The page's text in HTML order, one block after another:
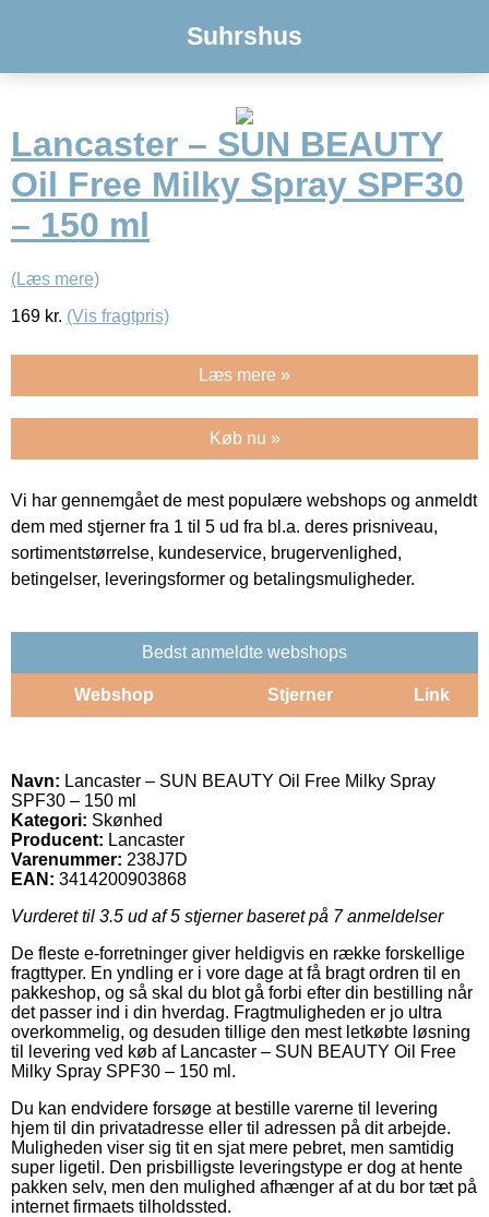
Suhrshus
Lancaster – SUN BEAUTY
Oil Free Milky Spray SPF30
– 150 ml
(Læs mere)
169 kr. (Vis fragtpris)
Læs mere »
Køb nu »
Vi har gennemgået de mest populære webshops og anmeldt
dem med stjerner fra 1 til 5 ud fra bl.a. deres prisniveau,
sortimentstørrelse, kundeservice, brugervenlighed,
betingelser, leveringsformer og betalingsmuligheder.
Bedst anmeldte webshops
Webshop Stjerner Link
Navn: Lancaster – SUN BEAUTY Oil Free Milky Spray
SPF30 – 150 ml
Kategori: Skønhed
Producent: Lancaster
Varenummer: 238J7D
EAN: 3414200903868
Vurderet til 3.5 ud af 5 stjerner baseret på 7anmeldelser
De fleste e-forretninger giver heldigvis en række forskellige
fragttyper. En yndling er i vore dage at få bragt ordren til en
pakkeshop, og så skal du blot gå forbi efter din bestilling når
det passer ind i din hverdag. Fragtmuligheden er jo ultra
overkommelig, og desuden tillige den mest letkøbte løsning
til levering ved køb af Lancaster – SUN BEAUTY Oil Free
Milky Spray SPF30 – 150 ml.
Du kan endvidere forsøge at bestille varerne til levering
hjem til din privatadresse eller til adressen på dit arbejde.
Muligheden viser sig tit en sjat mere pebret, men samtidig
super ligetil. Den prisbilligste leveringstype er dog at hente
pakken selv, men den mulighed afhænger af at du bor tæt på
internet firmaets tilholdssted.